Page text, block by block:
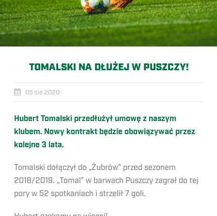
TOMALSKI NA DŁUŻEJ W PUSZCZY!
05 sie 2020
Hubert Tomalski przedłużył umowę z naszym
klubem. Nowy kontrakt będzie obowiązywać przez
kolejne 3 lata.
Tomalski dołączył do „Żubrów” przed sezonem
2018/2019. „Tomal” w barwach Puszczy zagrał do tej
pory w 52 spotkaniach i strzelił 7 goli.